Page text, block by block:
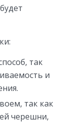
так
и
так как
черешни,